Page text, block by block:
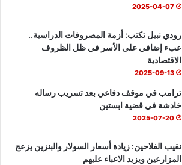
u
e
ب
2025-04-07
رودي نبيل تكتب: أزمة المصروفات الدراسية..
عبء إضافي على الأسر في ظل الظروف
الاقتصادية
2025-09-13
ترامب في موقف دفاعي بعد تسريب رساله
خادشة في قضية ابستين
2025-07-20
نقيب الفلاحين: زيادة أسعار السولار والبنزين يزعج
المزارعين ويزيد الاعباء عليهم